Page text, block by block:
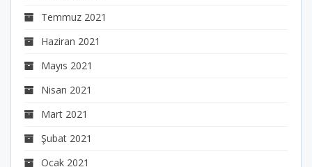
Temmuz 2021
Haziran 2021
Mayıs 2021
Nisan 2021
Mart 2021
Şubat 2021
Ocak 2021